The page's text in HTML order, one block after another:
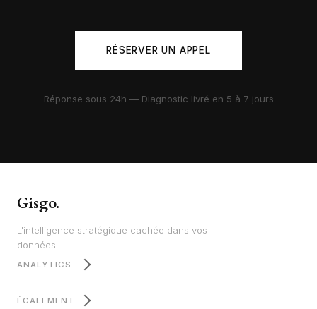
RÉSERVER UN APPEL
Réponse sous 24h — Diagnostic livré en 5 à 7 jours
Gisgo.
L'intelligence stratégique cachée dans vos
données.
ANALYTICS
ÉGALEMENT